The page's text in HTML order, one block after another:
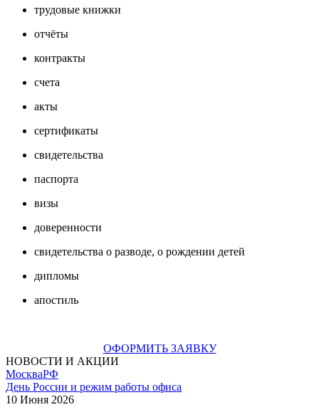
трудовые книжки
отчёты
контракты
счета
акты
сертификаты
свидетельства
паспорта
визы
доверенности
свидетельства о разводе, о рождении детей
дипломы
апостиль
ОФОРМИТЬ ЗАЯВКУ
НОВОСТИ И АКЦИИ
МоскваРФ
День России и режим работы офиса
10 Июня 2026